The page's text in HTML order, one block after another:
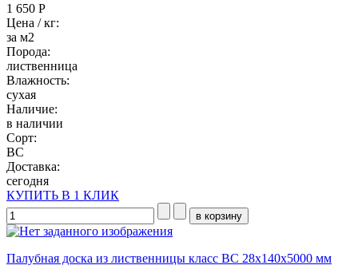
1 650 Р
Цена / кг:
за м2
Порода:
лиственница
Влажность:
сухая
Наличие:
в наличии
Сорт:
BC
Доставка:
сегодня
КУПИТЬ В 1 КЛИК
Палубная доска из лиственницы класс ВC 28x140x5000 мм